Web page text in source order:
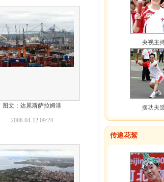
图文：达累斯萨拉姆港
2008-04-12 09:24
央视主
摆功夫
传递花絮